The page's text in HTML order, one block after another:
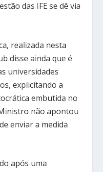
das IFE se dê via
realizada nesta
disse ainda que é
universidades
explicitando a
embutida no
não apontou
enviar a medida
após uma